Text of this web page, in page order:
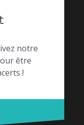
notre
être
!